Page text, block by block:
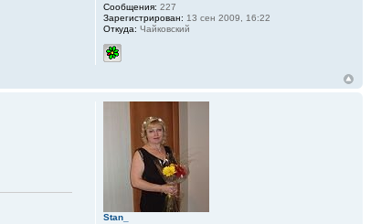
Сообщения: 227
Зарегистрирован: 13 сен 2009, 16:22
Откуда: Чайковский
Stan_